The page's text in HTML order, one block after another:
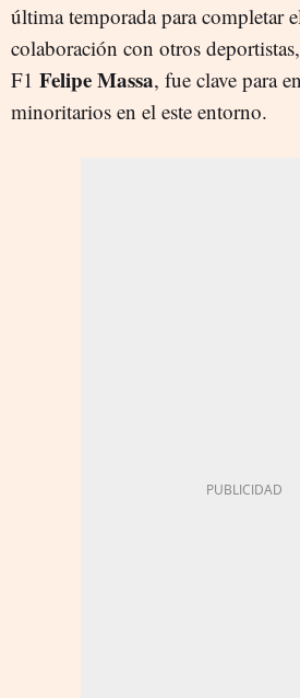
última temporada para completar
colaboración con otros
F1 Felipe Massa, fue clave para
minoritarios en el este entorno.